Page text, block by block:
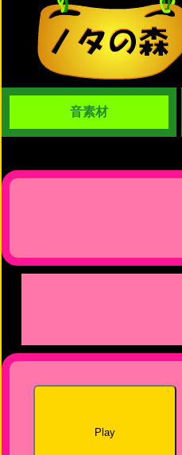
音素材
Play